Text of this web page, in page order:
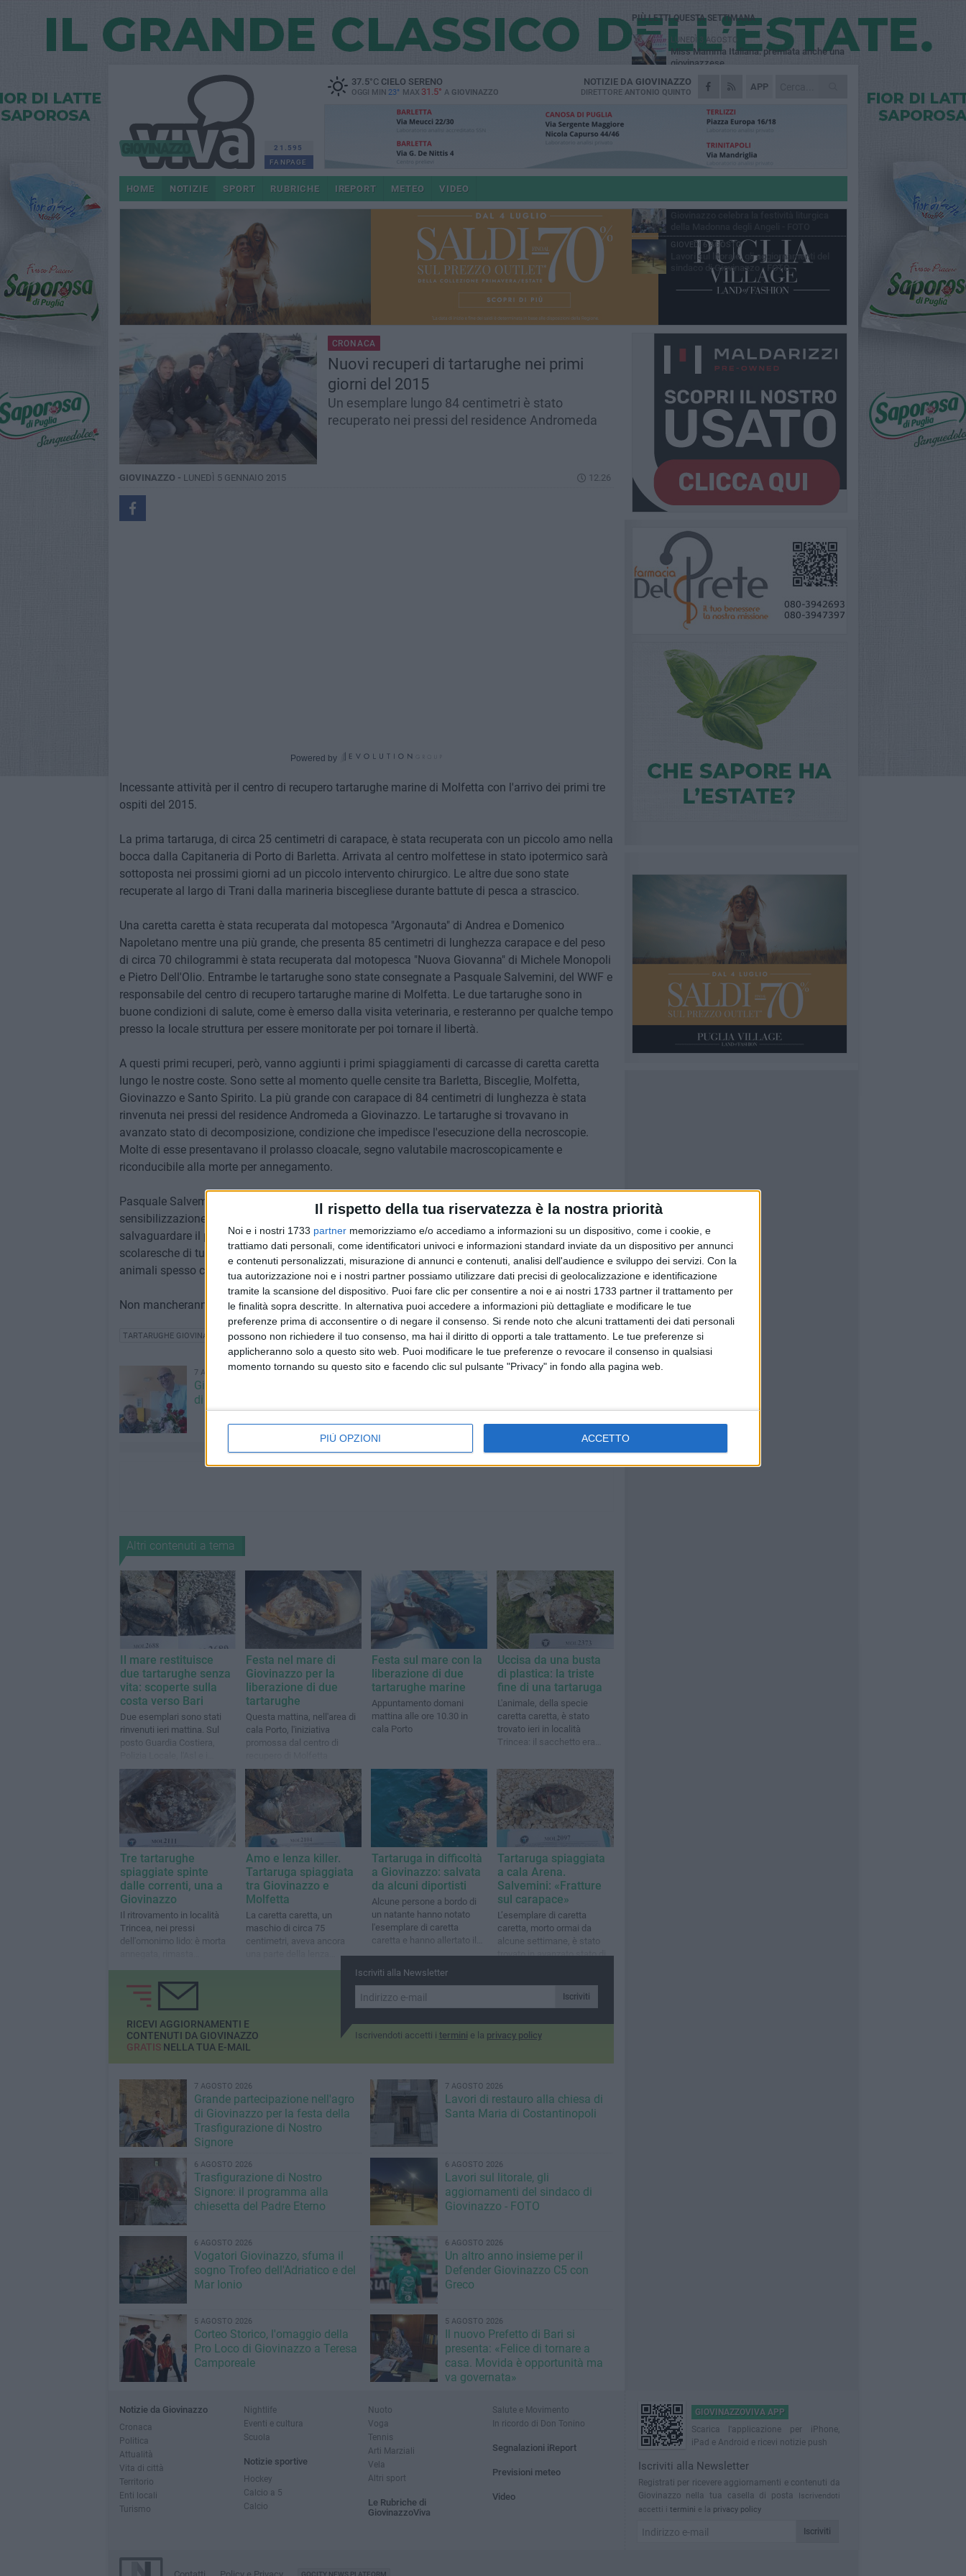
Il rispetto della tua riservatezza è la nostra priorità
Noi e i nostri 1733 partner memorizziamo e/o accediamo a informazioni su un dispositivo, come i cookie, e
trattiamo dati personali, come identificatori univoci e informazioni standard inviate da un dispositivo per annunci
e contenuti personalizzati, misurazione di annunci e contenuti, analisi dell'audience e sviluppo dei servizi. Con la
tua autorizzazione noi e i nostri partner possiamo utilizzare dati precisi di geolocalizzazione e identificazione
tramite la scansione del dispositivo. Puoi fare clic per consentire a noi e ai nostri 1733 partner il trattamento per
le finalità sopra descritte. In alternativa puoi accedere a informazioni più dettagliate e modificare le tue
preferenze prima di acconsentire o di negare il consenso. Si rende noto che alcuni trattamenti dei dati personali
possono non richiedere il tuo consenso, ma hai il diritto di opporti a tale trattamento. Le tue preferenze si
applicheranno solo a questo sito web. Puoi modificare le tue preferenze o revocare il consenso in qualsiasi
momento tornando su questo sito e facendo clic sul pulsante "Privacy" in fondo alla pagina web.
PIÙ OPZIONI ACCETTO
21.595
FANPAGE
37.5°CCIELO SERENO
OGGI MIN 23° MAX 31.5° A GIOVINAZZO
APP
NOTIZIE DA GIOVINAZZO
DIRETTORE ANTONIO QUINTO
HOME NOTIZIE SPORT RUBRICHE IREPORT METEO VIDEO
CRONACA
Nuovi recuperi di tartarughe nei primi
giorni del 2015
Un esemplare lungo 84 centimetri è stato
recuperato nei pressi del residence Andromeda
GIOVINAZZO - LUNEDÌ 5 GENNAIO 2015 12.26
Powered by
Incessante attività per il centro di recupero tartarughe marine di Molfetta con l'arrivo dei primi tre
ospiti del 2015.
La prima tartaruga, di circa 25 centimetri di carapace, è stata recuperata con un piccolo amo nella
bocca dalla Capitaneria di Porto di Barletta. Arrivata al centro molfettese in stato ipotermico sarà
sottoposta nei prossimi giorni ad un piccolo intervento chirurgico. Le altre due sono state
recuperate al largo di Trani dalla marineria biscegliese durante battute di pesca a strascico.
Una caretta caretta è stata recuperata dal motopesca "Argonauta" di Andrea e Domenico
Napoletano mentre una più grande, che presenta 85 centimetri di lunghezza carapace e del peso
di circa 70 chilogrammi è stata recuperata dal motopesca "Nuova Giovanna" di Michele Monopoli
e Pietro Dell'Olio. Entrambe le tartarughe sono state consegnate a Pasquale Salvemini, del WWF e
responsabile del centro di recupero tartarughe marine di Molfetta. Le due tartarughe sono in
buone condizioni di salute, come è emerso dalla visita veterinaria, e resteranno per qualche tempo
presso la locale struttura per essere monitorate per poi tornare il libertà.
A questi primi recuperi, però, vanno aggiunti i primi spiaggiamenti di carcasse di caretta caretta
lungo le nostre coste. Sono sette al momento quelle censite tra Barletta, Bisceglie, Molfetta,
Giovinazzo e Santo Spirito. La più grande con carapace di 84 centimetri di lunghezza è stata
rinvenuta nei pressi del residence Andromeda a Giovinazzo. Le tartarughe si trovavano in
avanzato stato di decomposizione, condizione che impedisce l'esecuzione della necroscopie.
Molte di esse presentavano il prolasso cloacale, segno valutabile macroscopicamente e
riconducibile alla morte per annegamento.
Pasquale Salvemini ha indicato tra gli obiettivi per il nuovo anno quello di continuare con la
sensibilizzazione degli operatori della pesca per cercare di ottenere nuove collaborazioni al fine di
salvaguardare il più possibile questi animali. Anche nel 2015 il centro molfettese apre le porte a
scolaresche di tutte le età con la finalità di educare al rispetto dell'ambiente e far conoscere questi
animali spesso considerati lontani.
Non mancheranno, inoltre, le liberazioni della tartarughe ricoverate presso il centro di recupero.
TARTARUGHE GIOVINAZZO
7 AGOSTO 2026
Giovinazzo festeggia i 100 anni
di Maria Colamaria
7 AGOSTO 2026
Altri contenuti a tema
Il mare restituisce
due tartarughe senza
vita: scoperte sulla
costa verso Bari
Due esemplari sono stati
rinvenuti ieri mattina. Sul
posto Guardia Costiera,
volontari del centro di
recupero di Molfetta
Festa nel mare di
Giovinazzo per la
liberazione di due
tartarughe
Questa mattina, nell'area di
cala Porto, l'iniziativa
promossa dal centro di
Festa sul mare con la
liberazione di due
tartarughe marine
Appuntamento domani
mattina alle ore 10.30 in
cala Porto
Uccisa da una busta
di plastica: la triste
fine di una tartaruga
L'animale, della specie
caretta caretta, è stato
trovato ieri in località
Trincea: il sacchetto era
Tre tartarughe
spiaggiate spinte
dalle correnti, una a
Giovinazzo
Il ritrovamento in località
Trincea, nei pressi
dell'omonimo lido: è morta
Amo e lenza killer.
Tartaruga spiaggiata
tra Giovinazzo e
Molfetta
La caretta caretta, un
maschio di circa 75
centimetri, aveva ancora
Tartaruga in difficoltà
a Giovinazzo: salvata
da alcuni diportisti
Alcune persone a bordo di
un natante hanno notato
l'esemplare di caretta
caretta e hanno allertato il
Tartaruga spiaggiata
a cala Arena.
Salvemini: «Fratture
sul carapace»
L’esemplare di caretta
caretta, morto ormai da
alcune settimane, è stato
trovato in avanzato stato di
Iscriviti alla Newsletter
Iscriviti
Iscrivendoti accetti i termini e la privacy policy
RICEVI AGGIORNAMENTI E
CONTENUTI DA GIOVINAZZO
GRATISNELLA TUA E-MAIL
7 AGOSTO 2026
Grande partecipazione nell'agro
di Giovinazzo per la festa della
Trasfigurazione di Nostro
Signore
7 AGOSTO 2026
Lavori di restauro alla chiesa di
Santa Maria di Costantinopoli
6 AGOSTO 2026
Trasfigurazione di Nostro
Signore: il programma alla
chiesetta del Padre Eterno
6 AGOSTO 2026
Lavori sul litorale, gli
aggiornamenti del sindaco di
Giovinazzo - FOTO
6 AGOSTO 2026
Vogatori Giovinazzo, sfuma il
sogno Trofeo dell'Adriatico e del
Mar Ionio
6 AGOSTO 2026
Un altro anno insieme per il
Defender Giovinazzo C5 con
Greco
5 AGOSTO 2026
Corteo Storico, l'omaggio della
Pro Loco di Giovinazzo a Teresa
Camporeale
5 AGOSTO 2026
Il nuovo Prefetto di Bari si
presenta: «Felice di tornare a
casa. Movida è opportunità ma
va governata»
PIÙ LETTI QUESTA SETTIMANA
LUNEDÌ 3 AGOSTO
Miss Mamma Italiana: premiata anche una
giovinazzese
MARTEDÌ 4 AGOSTO
Liquidi oleosi sul litorale di Giovinazzo,
MERCOLEDÌ 5 AGOSTO
l'assessora Ciliento prova a spegnere le
«Giovinazzo, a che punto siamo?»:
MARTEDÌ 4 AGOSTO
GIOVEDÌ 6 AGOSTO
Lavori sul litorale, gli aggiornamenti del
sindaco di Giovinazzo - FOTO
Notizie da Giovinazzo
Cronaca
Politica
Attualità
Vita di città
Territorio
Enti locali
Turismo
Nightlife
Eventi e cultura
Scuola
Notizie sportive
Hockey
Calcio a 5
Calcio
Nuoto
Voga
Tennis
Arti Marziali
Vela
Altri sport
Le Rubriche di
GiovinazzoViva
Salute e Movimento
In ricordo di Don Tonino
Segnalazioni iReport
Previsioni meteo
Video
GIOVINAZZOVIVA APP
Scarica l'applicazione per iPhone,
iPad e Android e ricevi notizie push
Iscriviti alla Newsletter
Registrati per ricevere aggiornamenti e contenuti da
Giovinazzo nella tua casella di posta
Iscrivendoti
accetti i termini e la privacy policy
Iscriviti